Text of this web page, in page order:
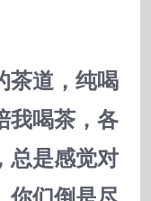
茶道，纯喝
我喝茶，各
总是感觉对